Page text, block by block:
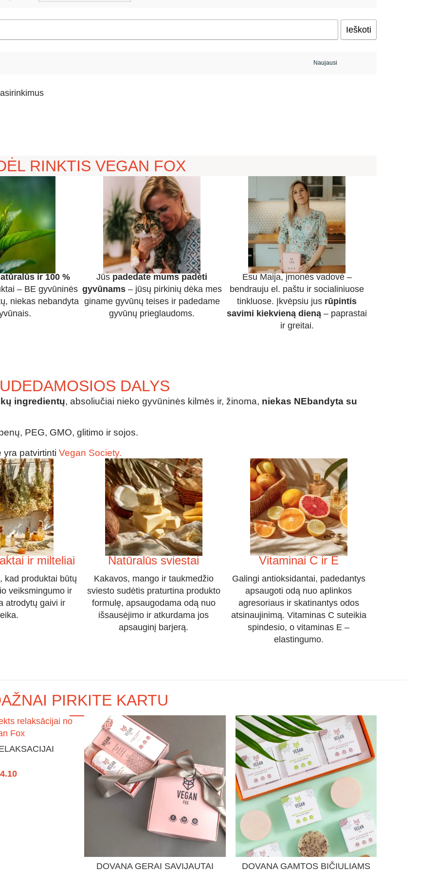
Ieškoti
RINKTIS VEGAN FOX
ir 100 %
– BE gyvūninės
niekas nebandyta
Jūs padedate mums padėti
gyvūnams– jūsų pirkinių dėka mes
giname gyvūnų teises ir padedame
gyvūnų prieglaudoms.
Esu Maija, įmonės vadovė –
bendrauju el. paštu ir socialiniuose
tinkluose. Įkvėpsiu jus rūpintis
savimi kiekvieną dieną – paprastai
ir greitai.
DALYS
ingredientų, absoliučiai nieko gyvūninės kilmės ir, žinoma, niekas NEbandyta su
PEG, GMO, glitimo ir sojos.
patvirtinti Vegan Society.
ir milteliai
kad produktai būtų
veiksmingumo ir
atrodytų gaivi ir
Natūralūs sviestai
Kakavos, mango ir taukmedžio
sviesto sudėtis praturtina produkto
formulę, apsaugodama odą nuo
išsausėjimo ir atkurdama jos
apsauginį barjerą.
Vitaminai C ir E
Galingi antioksidantai, padedantys
apsaugoti odą nuo aplinkos
agresoriaus ir skatinantys odos
atsinaujinimą. Vitaminas C suteikia
spindesio, o vitaminas E –
elastingumo.
PIRKITE KARTU
DOVANA GERAI SAVIJAUTAI DOVANA GAMTOS BIČIULIAMS